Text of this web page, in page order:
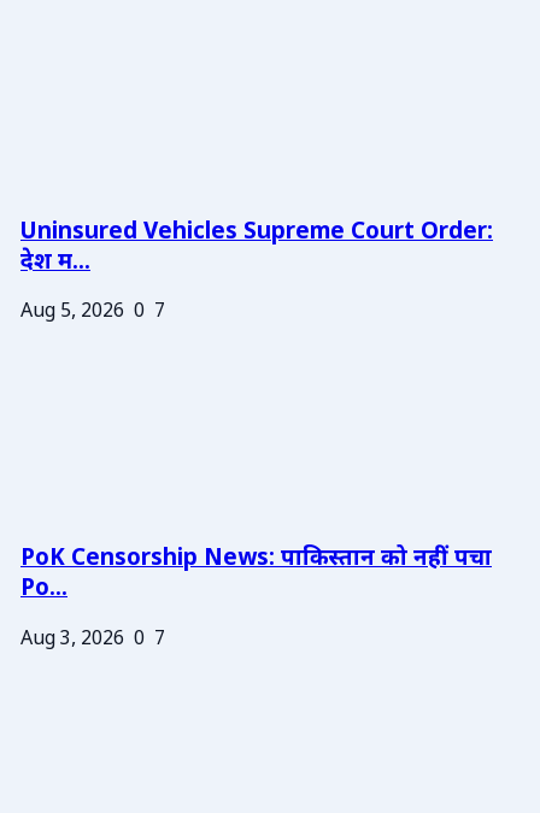
Uninsured Vehicles Supreme Court Order:
देश म...
Aug 5, 2026 0 7
PoK Censorship News: पाकिस्तान को नहीं पचा
Po...
Aug 3, 2026 0 7